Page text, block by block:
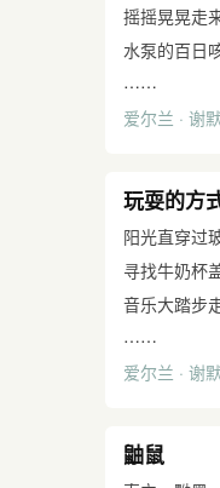
我要用它去
黄灿然 译
摇摇晃晃走
水泵的百日
捅快满时响
宣告她在那
吱吱嘎嘎地
……
爱尔兰 · 谢
玩耍的方
阳光直穿过
寻找牛奶杯
音乐大踏步
粉笔灰把回
我的教案说
学生们可以
……
爱尔兰 · 谢
鼬鼠